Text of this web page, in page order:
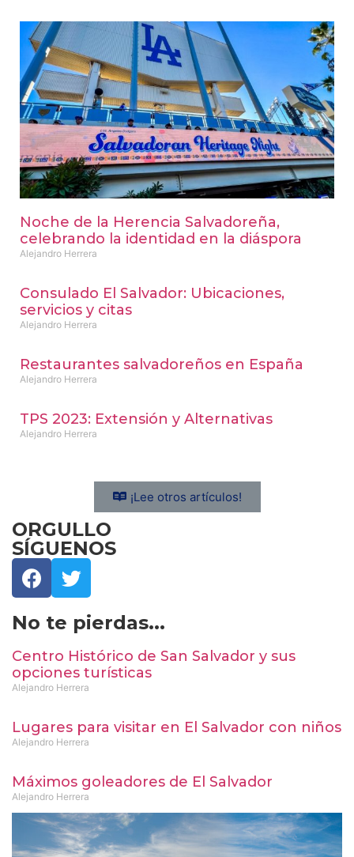
Noche de la Herencia Salvadoreña,
celebrando la identidad en la diáspora
Alejandro Herrera
Consulado El Salvador: Ubicaciones,
servicios y citas
Alejandro Herrera
Restaurantes salvadoreños en España
Alejandro Herrera
TPS 2023: Extensión y Alternativas
Alejandro Herrera
¡Lee otros artículos!
ORGULLO
SÍGUENOS
No te pierdas...
Centro Histórico de San Salvador y sus
opciones turísticas
Alejandro Herrera
Lugares para visitar en El Salvador con niños
Alejandro Herrera
Máximos goleadores de El Salvador
Alejandro Herrera